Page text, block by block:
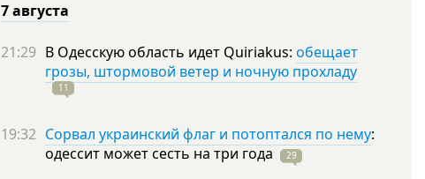
7 августа
21:29 В Одесскую область идет Quiriakus: обещает
грозы, штормовой ветер и ночную прохладу
11
19:32 Сорвал украинский флаг и потоптался по нему:
одессит может сесть на три года 29